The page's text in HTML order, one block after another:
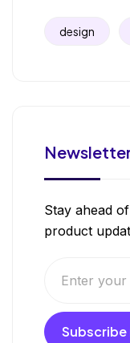
design
Stay ahead
product
Subscribe